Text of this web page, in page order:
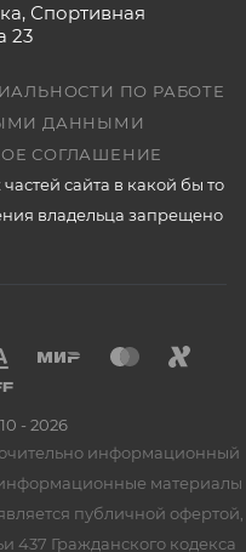
Спортивная
23
ПО РАБОТЕ
ДАННЫМИ
СОГЛАШЕНИЕ
сайта в какой бы то
владельца запрещено
- 2026
информационный
материалы
публичной офертой,
437 Гражданского кодекса